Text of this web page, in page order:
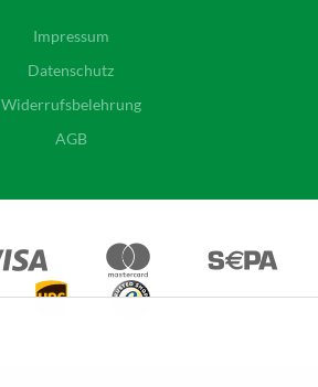
Impressum
Datenschutz
Widerrufsbelehrung
AGB